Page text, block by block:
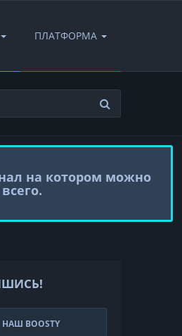
ПЛАТФОРМА
на котором можно
НАШ BOOSTY